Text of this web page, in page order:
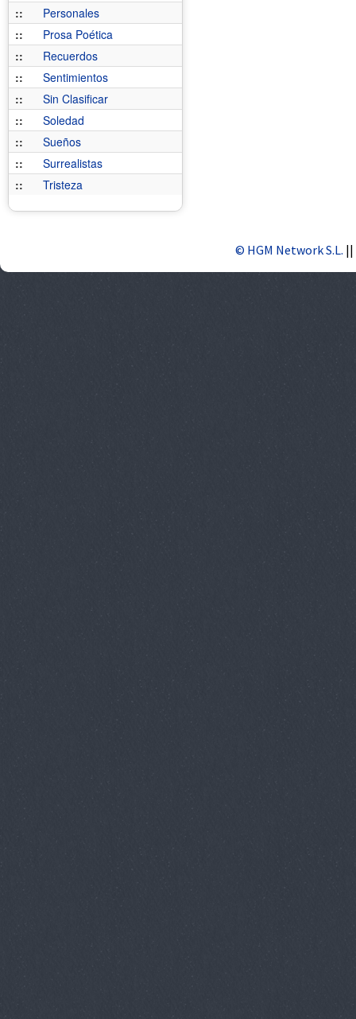
::
Personales
::
Prosa Poética
::
Recuerdos
::
Sentimientos
::
Sin Clasificar
::
Soledad
::
Sueños
::
Surrealistas
::
Tristeza
© HGM Network S.L. ||